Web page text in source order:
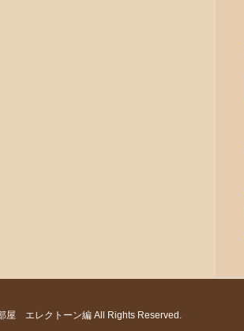
屋 エレクトーン編All Rights Reserved.